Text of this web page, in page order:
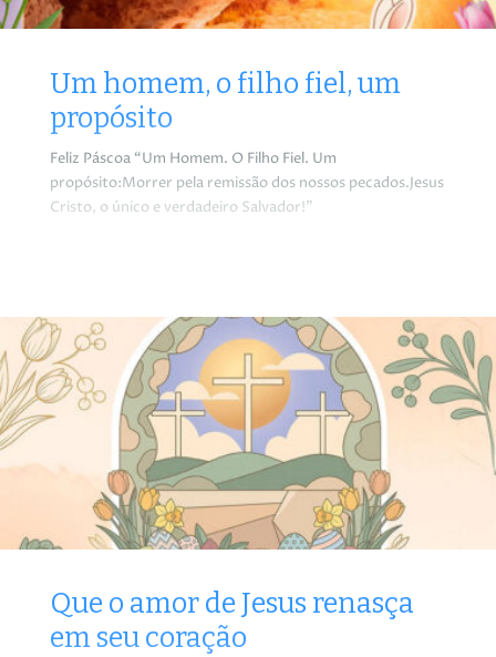
Um homem, o filho fiel, um
propósito
Feliz Páscoa “Um Homem. O Filho Fiel. Um
propósito:Morrer pela remissão dos nossos pecados.Jesus
Cristo, o único e verdadeiro Salvador!”
Que o amor de Jesus renasça
em seu coração